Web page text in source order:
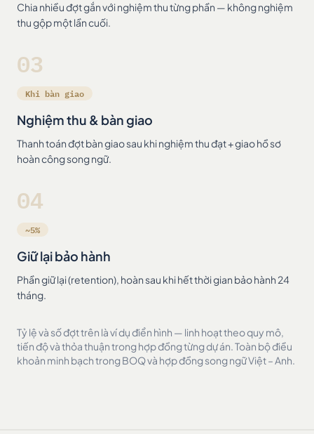
Chia nhiều đợt gắn với nghiệm thu từng phần — không nghiệm
thu gộp một lần cuối.
03
Khi bàn giao
Nghiệm thu & bàn giao
Thanh toán đợt bàn giao sau khi nghiệm thu đạt + giao hồ sơ
hoàn công song ngữ.
04
~5%
Giữ lại bảo hành
Phần giữ lại (retention), hoàn sau khi hết thời gian bảo hành 24
tháng.
Tỷ lệ và số đợt trên là ví dụ điển hình — linh hoạt theo quy mô,
tiến độ và thỏa thuận trong hợp đồng từng dự án. Toàn bộ điều
khoản minh bạch trong BOQ và hợp đồng song ngữ Việt – Anh.